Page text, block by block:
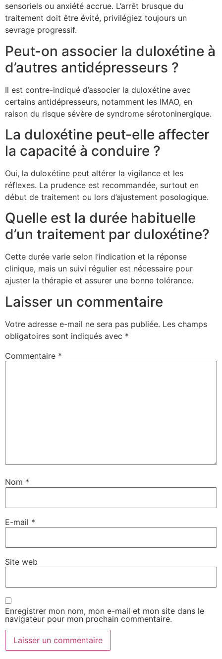
sensoriels ou anxiété accrue. L’arrêt brusque du
traitement doit être évité, privilégiez toujours un
sevrage progressif.
Peut-on associer la duloxétine à
d’autres antidépresseurs ?
Il est contre-indiqué d’associer la duloxétine avec
certains antidépresseurs, notamment les IMAO, en
raison du risque sévère de syndrome sérotoninergique.
La duloxétine peut-elle affecter
la capacité à conduire ?
Oui, la duloxétine peut altérer la vigilance et les
réflexes. La prudence est recommandée, surtout en
début de traitement ou lors d’ajustement posologique.
Quelle est la durée habituelle
d’un traitement par duloxétine?
Cette durée varie selon l’indication et la réponse
clinique, mais un suivi régulier est nécessaire pour
ajuster la thérapie et assurer une bonne tolérance.
Laisser un commentaire
Votre adresse e-mail ne sera pas publiée. Les champs
obligatoires sont indiqués avec *
Commentaire *
Nom *
E-mail *
Site web
Enregistrer mon nom, mon e-mail et mon site dans le
navigateur pour mon prochain commentaire.